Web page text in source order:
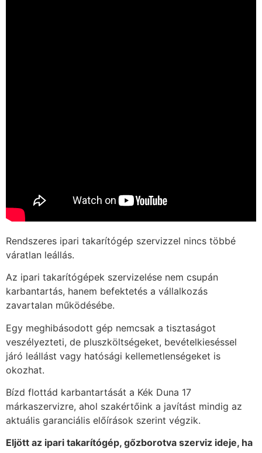
Rendszeres ipari takarítógép szervizzel nincs többé
váratlan leállás.
Az ipari takarítógépek szervizelése nem csupán
karbantartás, hanem befektetés a vállalkozás
zavartalan működésébe.
Egy meghibásodott gép nemcsak a tisztaságot
veszélyezteti, de pluszköltségeket, bevételkieséssel
járó leállást vagy hatósági kellemetlenségeket is
okozhat.
Bízd flottád karbantartását a Kék Duna 17
márkaszervizre, ahol szakértőink a javítást mindig az
aktuális garanciális előírások szerint végzik.
Eljött az ipari takarítógép, gőzborotva szerviz ideje, ha